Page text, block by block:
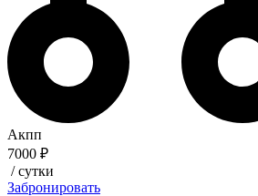
Акпп
7000 ₽
/ сутки
Забронировать